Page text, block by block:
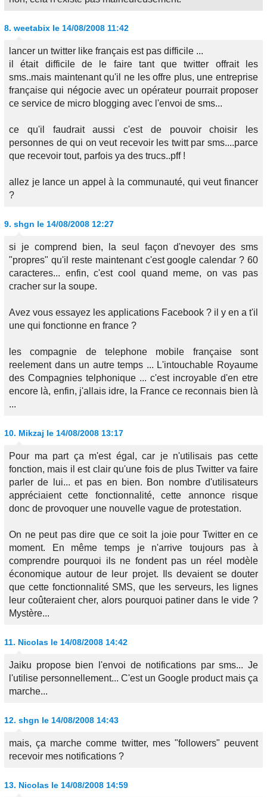
8. weetabix le 14/08/2008 11:42
lancer un twitter like français est pas difficile ...
il était difficile de le faire tant que twitter offrait les
sms..mais maintenant qu'il ne les offre plus, une entreprise
française qui négocie avec un opérateur pourrait proposer
ce service de micro blogging avec l'envoi de sms...
ce qu'il faudrait aussi c'est de pouvoir choisir les
personnes de qui on veut recevoir les twitt par sms....parce
que recevoir tout, parfois ya des trucs..pff !
allez je lance un appel à la communauté, qui veut financer
?
9. shgn le 14/08/2008 12:27
si je comprend bien, la seul façon d'nevoyer des sms
"propres" qu'il reste maintenant c'est google calendar ? 60
caracteres... enfin, c'est cool quand meme, on vas pas
cracher sur la soupe.
Avez vous essayez les applications Facebook ? il y en a t'il
une qui fonctionne en france ?
les compagnie de telephone mobile française sont
reelement dans un autre temps ... L'intouchable Royaume
des Compagnies telphonique ... c'est incroyable d'en etre
encore là, enfin, j'allais idre, la France ce reconnais bien là
...
10. Mikzaj le 14/08/2008 13:17
Pour ma part ça m'est égal, car je n'utilisais pas cette
fonction, mais il est clair qu'une fois de plus Twitter va faire
parler de lui... et pas en bien. Bon nombre d'utilisateurs
appréciaient cette fonctionnalité, cette annonce risque
donc de provoquer une nouvelle vague de protestation.
On ne peut pas dire que ce soit la joie pour Twitter en ce
moment. En même temps je n'arrive toujours pas à
comprendre pourquoi ils ne fondent pas un réel modèle
économique autour de leur projet. Ils devaient se douter
que cette fonctionnalité SMS, que les serveurs, les lignes
leur coûteraient cher, alors pourquoi patiner dans le vide ?
Mystère...
11. Nicolas le 14/08/2008 14:42
Jaiku propose bien l'envoi de notifications par sms... Je
l'utilise personnellement... C'est un Google product mais ça
marche...
12. shgn le 14/08/2008 14:43
mais, ça marche comme twitter, mes "followers" peuvent
recevoir mes notifications ?
13. Nicolas le 14/08/2008 14:59